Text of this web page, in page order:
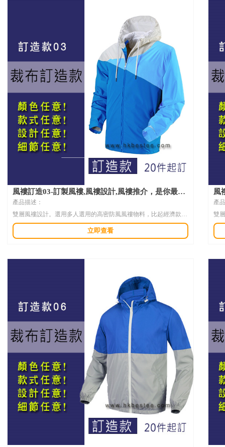
風褸訂造03-訂製風褸,風褸設計,風褸推介，是你最佳
的選擇
產品描述：
雙層風褸設計。選用多人選用的高密防風風褸物料，比起經濟款的
現貨風褸，手感更好，可選擇的款式更多，顏色任意選擇。
入，運動，冷氣房都很適合。不同尺碼和布料顏色可以自由搭配，
少量香港訂風褸一樣無任歡迎，照顧到每個客人不同數量的需要。
立即查看
風
錢,
產
雙
現